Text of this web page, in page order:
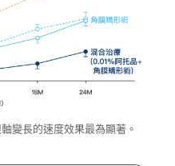
變長的速度效果最為顯著。
變長的速度效果最為顯著。